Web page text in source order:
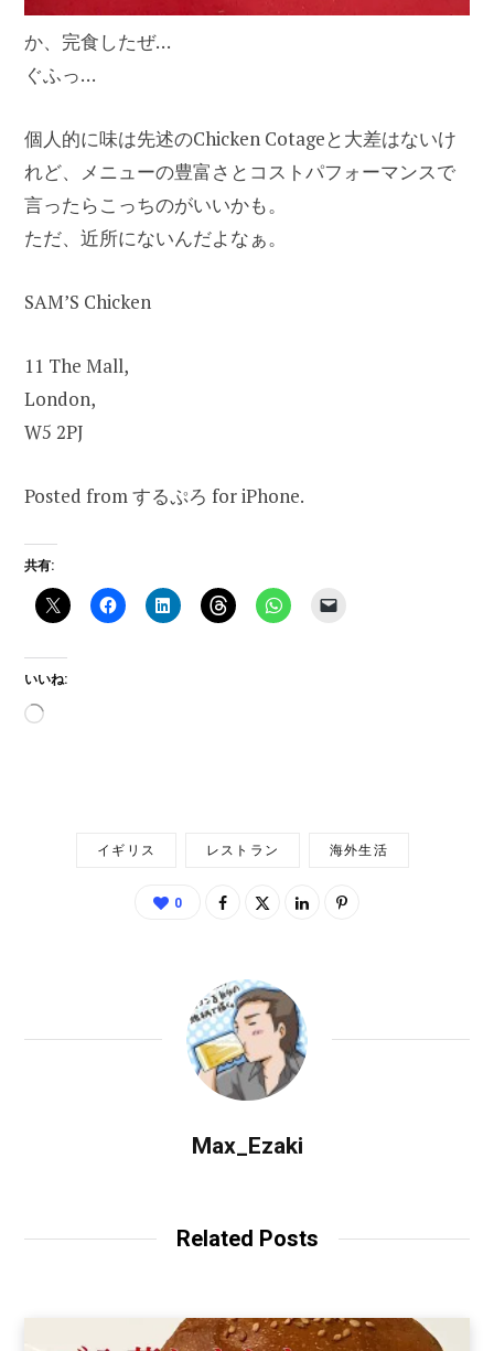
か、完食したぜ…
ぐふっ…
個人的に味は先述のChicken Cotageと大差はないけ
れど、メニューの豊富さとコストパフォーマンスで
言ったらこっちのがいいかも。
ただ、近所にないんだよなぁ。
SAM’S Chicken
11 The Mall,
London,
W5 2PJ
Posted from するぷろ for iPhone.
共有:
いいね:
読
イギリス レストラン 海外生活
0
Max_Ezaki
Related Posts